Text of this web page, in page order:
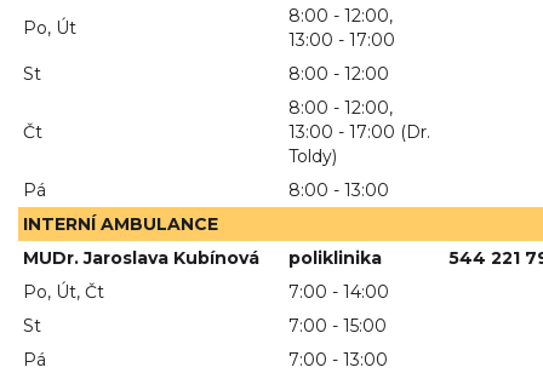
Po, Út
8:00 - 12:00,
13:00 - 17:00
St
8:00 - 12:00
Čt
8:00 - 12:00,
13:00 - 17:00 (Dr.
Toldy)
Pá
8:00 - 13:00
INTERNÍ AMBULANCE
MUDr. Jaroslava Kubínová
poliklinika
544 221
Po, Út, Čt
7:00 - 14:00
St
7:00 - 15:00
Pá
7:00 - 13:00